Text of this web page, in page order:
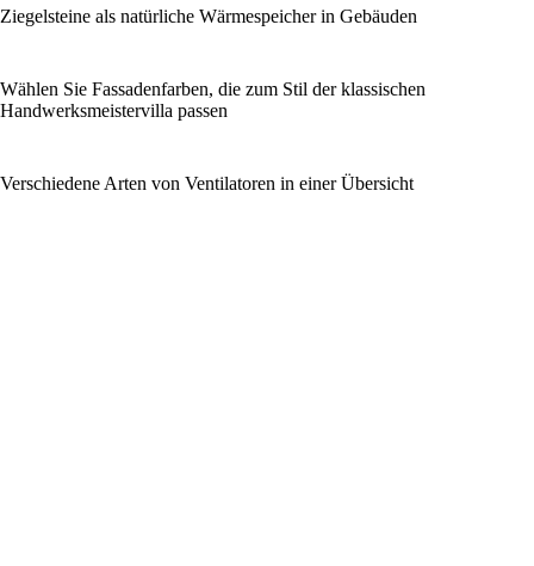
Ziegelsteine als natürliche Wärmespeicher in Gebäuden
Wählen Sie Fassadenfarben, die zum Stil der klassischen
Handwerksmeistervilla passen
Verschiedene Arten von Ventilatoren in einer Übersicht